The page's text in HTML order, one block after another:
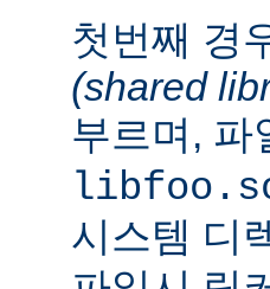
첫번째 경
(shared
부르며, 파
시스템 디